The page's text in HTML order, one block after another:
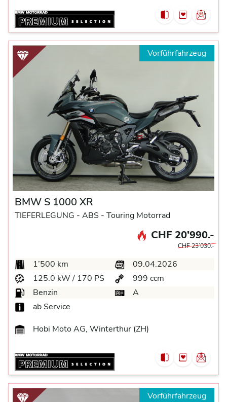
Vorführfahrzeug
BMW S 1000 XR
TIEFERLEGUNG - ABS - Touring Motorrad
CHF 20’990.-
CHF 23’030.-
1’500 km
09.04.2026
125.0 kW / 170 PS
999 ccm
Benzin
A
ab Service
Hobi Moto AG, Winterthur (ZH)
Vorführfahrzeug